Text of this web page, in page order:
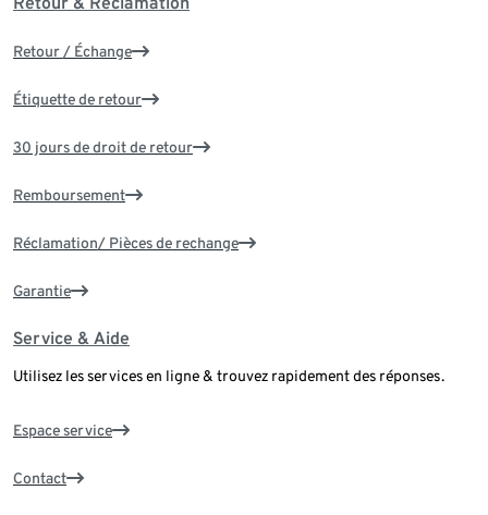
Retour / Échange
Étiquette de retour
30 jours de droit de retour
Remboursement
Réclamation/ Pièces de rechange
Garantie
Service & Aide
Utilisez les services en ligne & trouvez rapidement des réponses.
Espace service
Contact